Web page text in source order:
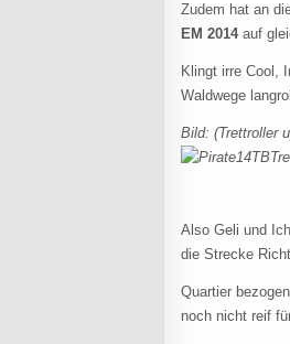
Zudem hat an
EM 2014auf
Klingt irre Cool,
Waldwege
Bild: (Trettroller
Also Geli und
die Strecke
Quartier
noch nicht reif